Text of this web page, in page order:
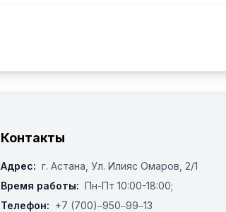
Контакты
Адрес: г. Астана, ​Ул. Илияс Омаров, 2/1
Время работы: Пн-Пт 10:00-18:00;
Телефон: +7 (700)‒950‒99‒13